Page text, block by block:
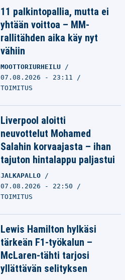
11 palkintopallia, mutta ei
yhtään voittoa – MM-
rallitähden aika käy nyt
vähiin
MOOTTORIURHEILU
07.08.2026 - 23:11
TOIMITUS
Liverpool aloitti
neuvottelut Mohamed
Salahin korvaajasta – ihan
tajuton hintalappu paljastui
JALKAPALLO
07.08.2026 - 22:50
TOIMITUS
Lewis Hamilton hylkäsi
tärkeän F1-työkalun –
McLaren-tähti tarjosi
yllättävän selityksen